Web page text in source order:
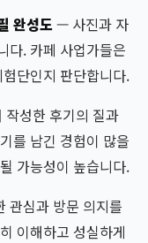
완성도 — 사진과 자
다. 카페 사업가들은
단인지 판단합니다.
성한 후기의 질과
를 남긴 경험이 많을
가능성이 높습니다.
관심과 방문 의지를
이해하고 성실하게